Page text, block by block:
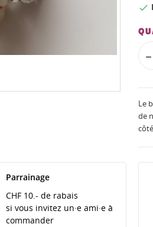

Le
de
Parrainage
CHF 10.- de rabais
si vous invitez un·e ami·e à
commander